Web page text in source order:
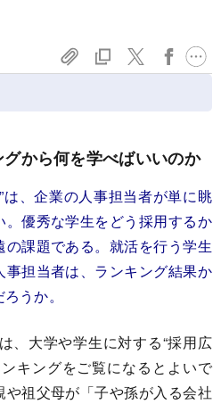
から何を学べばいいのか
、企業の人事担当者が単に眺
優秀な学生をどう採用するか
課題である。就活を行う学生
事担当者は、ランキング結果か
うか。
大学や学生に対する“採用広
キングをご覧になるとよいで
や祖父母が「子や孫が入る会社